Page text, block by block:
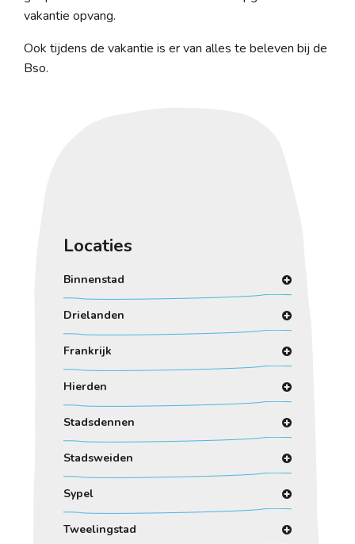
vakantie opvang.
Ook tijdens de vakantie is er van alles te beleven bij de
Bso.
Locaties
Binnenstad
Drielanden
Frankrijk
Hierden
Stadsdennen
Stadsweiden
Sypel
Tweelingstad